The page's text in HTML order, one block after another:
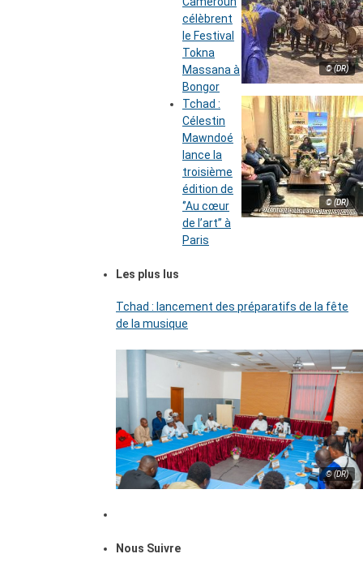
© (DR)
célèbrent
le Festival
Tokna
Massana à
Bongor
© (DR)
Tchad :
Célestin
Mawndoé
lance la
troisième
édition de
‘’Au cœur
de l’art’’ à
Paris
Les plus lus
Tchad : lancement des préparatifs de la fête
de la musique
© (DR)
Nous Suivre